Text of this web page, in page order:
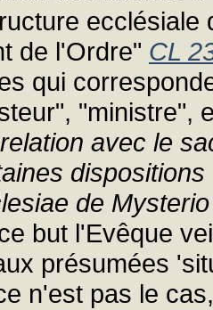
de l'Ordre" CL
qui
"ministre",
avec le
de
but l'Evêque
présumées
n'est pas le